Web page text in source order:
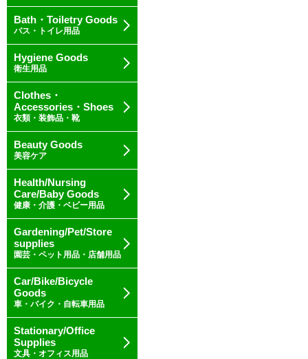
Bath・Toiletry Goods
バス・トイレ用品
Hygiene Goods
衛生用品
Clothes・
Accessories・Shoes
衣類・装飾品・靴
Beauty Goods
美容ケア
Health/Nursing
Care/Baby Goods
健康・介護・ベビー用品
Gardening/Pet/Store
supplies
園芸・ペット用品・店舗用品
Car/Bike/Bicycle
Goods
車・バイク・自転車用品
Stationary/Office
Supplies
文具・オフィス用品